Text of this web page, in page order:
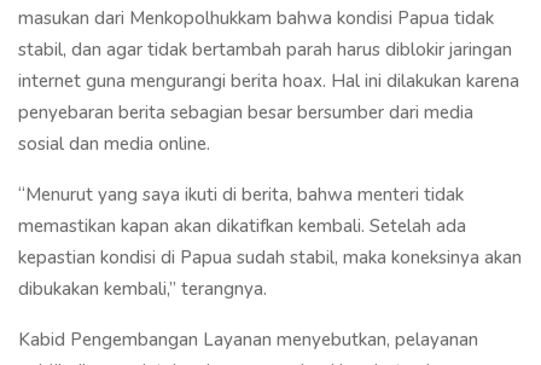
masukan dari Menkopolhukkam bahwa kondisi Papua tidak
stabil, dan agar tidak bertambah parah harus diblokir jaringan
internet guna mengurangi berita hoax. Hal ini dilakukan karena
penyebaran berita sebagian besar bersumber dari media
sosial dan media online.
“Menurut yang saya ikuti di berita, bahwa menteri tidak
memastikan kapan akan dikatifkan kembali. Setelah ada
kepastian kondisi di Papua sudah stabil, maka koneksinya akan
dibukakan kembali,” terangnya.
Kabid Pengembangan Layanan menyebutkan, pelayanan